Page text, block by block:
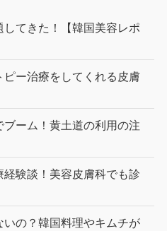
てきた！【韓国美容レポ
ー治療をしてくれる皮膚
ーム！黄土道の利用の注
験談！美容皮膚科でも診
の？韓国料理やキムチが